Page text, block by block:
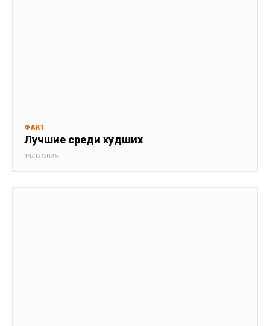
ФАКТ
Лучшие среди худших
13/02/2026